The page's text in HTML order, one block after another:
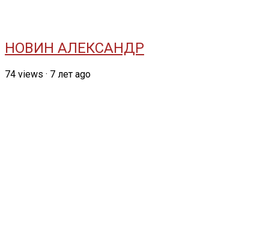
НОВИН АЛЕКСАНДР
74 views · 7 лет ago